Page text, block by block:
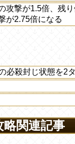
攻撃が1.5倍、残
が2.75倍になる
必殺封じ状態を2
略関連記事